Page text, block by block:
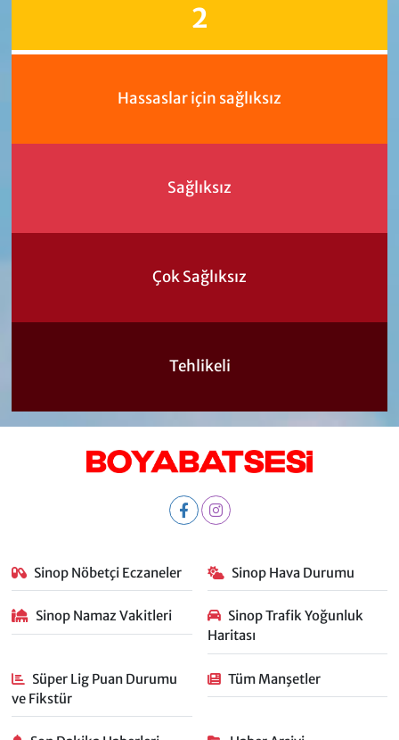
2
Hassaslar için sağlıksız
Sağlıksız
Çok Sağlıksız
Tehlikeli
Sinop Nöbetçi Eczaneler Sinop Hava Durumu
Sinop Namaz Vakitleri
Sinop Trafik Yoğunluk
Haritası
Süper Lig Puan Durumu
ve Fikstür
Tüm Manşetler